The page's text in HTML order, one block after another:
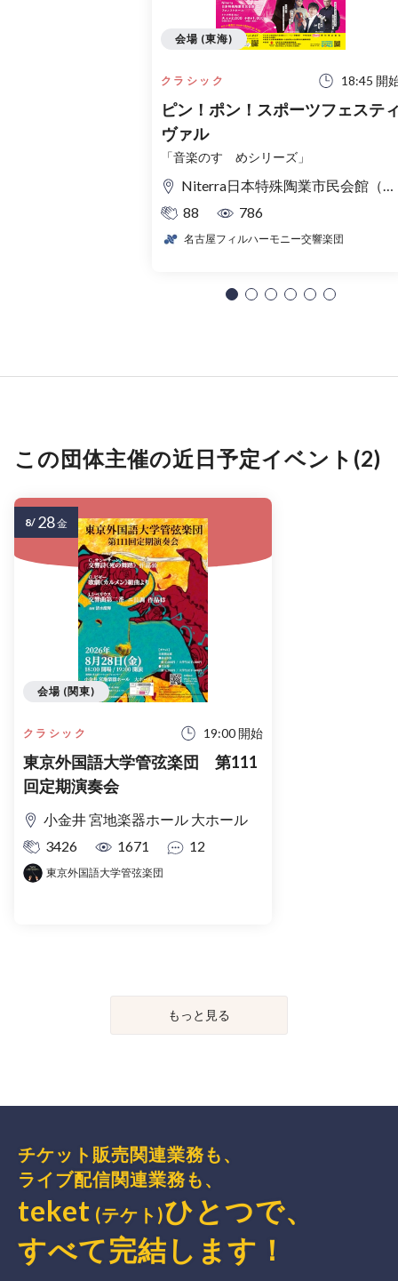
クラシック 18:45 開
ピン！ポン！スポーツフェステ
ヴァル
「音楽のすゝめシリーズ」
Niterra日本特殊陶業市民会館（名古屋市民会館） フォレストホール
88
786
名古屋フィルハーモニー交響楽団
会場 (東海)
この団体主催の近日予定イベント(2)
クラシック 19:00 開始
東京外国語大学管弦楽団 第111
回定期演奏会
小金井 宮地楽器ホール 大ホール
3426
1671 12
東京外国語大学管弦楽団
会場 (関東)
8/ 28金
もっと見る
チケット販売関連業務も、
ライブ配信関連業務も、
teket (テケト)ひとつで、
すべて完結 します ！